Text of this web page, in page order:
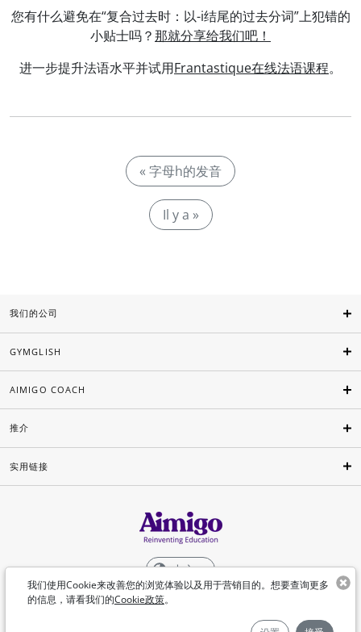
您有什么避免在“复合过去时：以-i结尾的过去分词”上犯错的
小贴士吗？那就分享给我们吧！
进一步提升法语水平并试用Frantastique在线法语课程。
« 字母h的发音
Il y a »
我们使用Cookie来改善您的浏览体验以及用于营销目的。想要查询更多
的信息，请看我们的Cookie政策。
我们的公司
GYMGLISH
AIMIGO COACH
推介
实用链接
中文
©Aimigo 2026